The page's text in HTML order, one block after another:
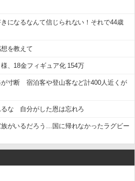
になるなんて信じられない！それで44歳
を教えて
、18金フィギュア化 154万
寸断 宿泊客や登山客など計400人近くが
な 自分がした恩は忘れろ
がいるだろう…国に帰れなかったラグビー